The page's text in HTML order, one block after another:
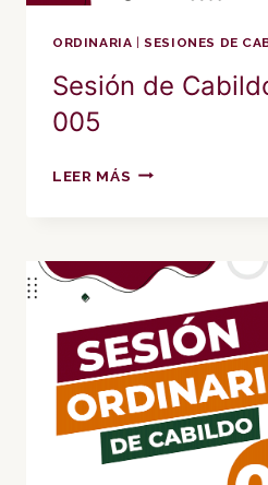
ORDINARIA |SESIONES DE
Sesión de
005
LEER MÁS SESIÓN
005